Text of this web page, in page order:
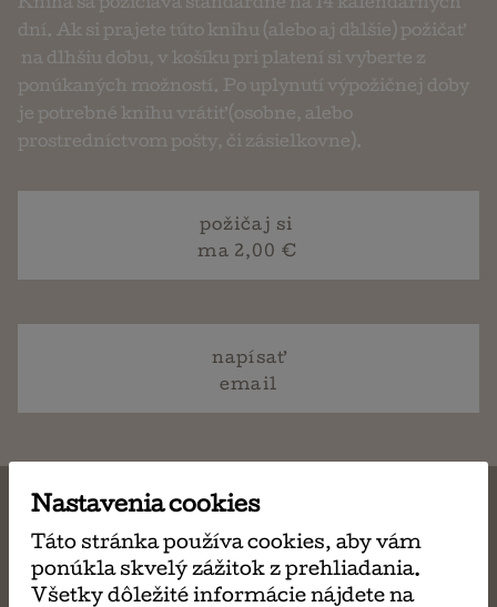
Kniha sa požičiava štandardne na 14 kalendárnych
dní. Ak si prajete túto knihu (alebo aj ďalšie) požičať
na dlhšiu dobu, v košíku pri platení si vyberte z
ponúkaných možností. Po uplynutí výpožičnej doby
je potrebné knihu vrátiť (osobne, alebo
prostredníctvom pošty, či zásielkovne).
požičaj si
ma 2,00 €
napísať
email
MÔŽE SA VÁM TIEŽ
Nastavenia cookies
Táto stránka používa cookies, aby vám
ponúkla skvelý zážitok z prehliadania.
Všetky dôležité informácie nájdete na